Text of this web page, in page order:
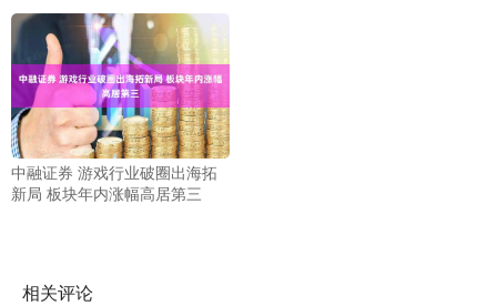
中融证券 游戏行业破圈出海拓
新局 板块年内涨幅高居第三
相关评论